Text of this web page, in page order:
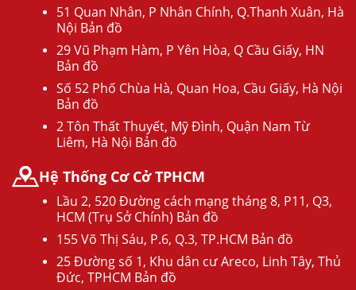
51 Quan Nhân, P Nhân Chính, Q.Thanh Xuân, Hà
Nội Bản đồ
29 Vũ Phạm Hàm, P Yên Hòa, Q Cầu Giấy, HN
Bản đồ
Số 52 Phố Chùa Hà, Quan Hoa, Cầu Giấy, Hà Nội
Bản đồ
2 Tôn Thất Thuyết, Mỹ Đình, Quận Nam Từ
Liêm, Hà Nội Bản đồ
Hệ Thống Cơ Cở TPHCM
Lầu 2, 520 Đường cách mạng tháng 8, P11, Q3,
HCM (Trụ Sở Chính) Bản đồ
155 Võ Thị Sáu, P.6, Q.3, TP.HCM Bản đồ
25 Đường số 1, Khu dân cư Areco, Linh Tây, Thủ
Đức, TPHCM Bản đồ